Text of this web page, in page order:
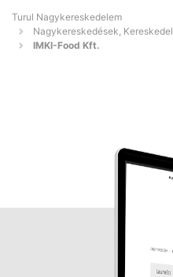
Turul Nagykereskedelem
Nagykereskedések,
IMKI-Food Kft.